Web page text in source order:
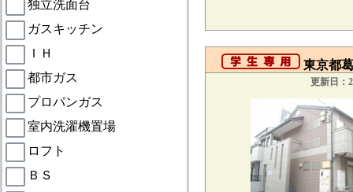
独立洗面台
ガスキッチン
ＩＨ
都市ガス
プロパンガス
室内洗濯機置場
ロフト
ＢＳ
東京都
更新日：